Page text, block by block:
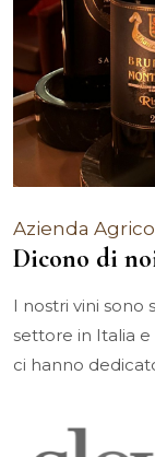
Azienda
Dicono di
I nostri vini sono
settore in Italia
ci hanno